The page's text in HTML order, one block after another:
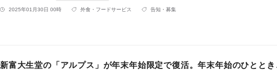
2025年01月30日 00時 外食・フードサービス 告知・募集
新富大生堂の「アルプス」が年末年始限定で復活。年末年始のひとと